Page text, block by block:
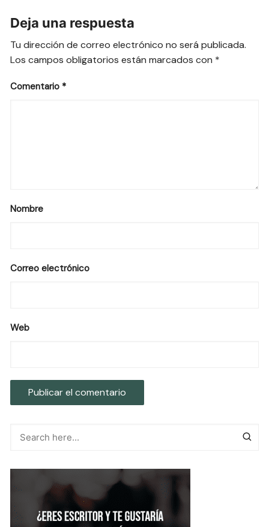
Deja una respuesta
Tu dirección de correo electrónico no será publicada.
Los campos obligatorios están marcados con *
Comentario *
Nombre
Correo electrónico
Web